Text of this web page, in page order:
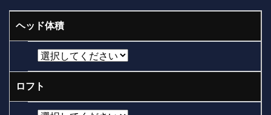
ヘッド体積
ロフト